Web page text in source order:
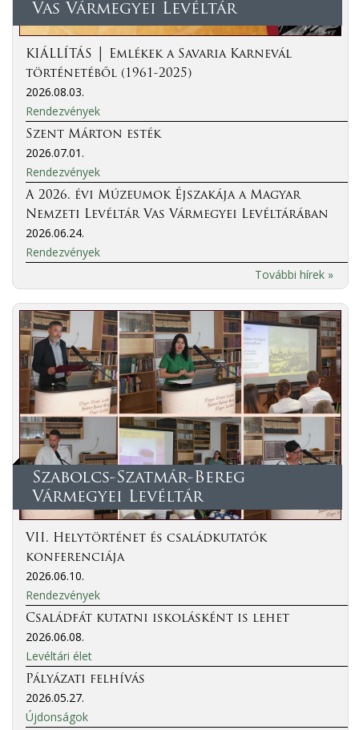
Vas Vármegyei Levéltár
KIÁLLÍTÁS │ Emlékek a Savaria Karnevál
történetéből (1961-2025)
2026.08.03.
Rendezvények
Szent Márton esték
2026.07.01.
Rendezvények
A 2026. évi Múzeumok Éjszakája a Magyar
Nemzeti Levéltár Vas Vármegyei Levéltárában
2026.06.24.
Rendezvények
További hírek »
Szabolcs-Szatmár-Bereg
Vármegyei Levéltár
VII. Helytörténet és családkutatók
konferenciája
2026.06.10.
Rendezvények
Családfát kutatni iskolásként is lehet
2026.06.08.
Levéltári élet
Pályázati felhívás
2026.05.27.
Újdonságok